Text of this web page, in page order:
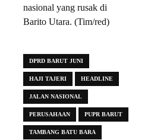
nasional yang rusak di
Barito Utara. (Tim/red)
DPRD BARUT JUNI
HAJI TAJERI HEADLINE
JALAN NASIONAL
PERUSAHAAN PUPR BARUT
TAMBANG BATU BARA